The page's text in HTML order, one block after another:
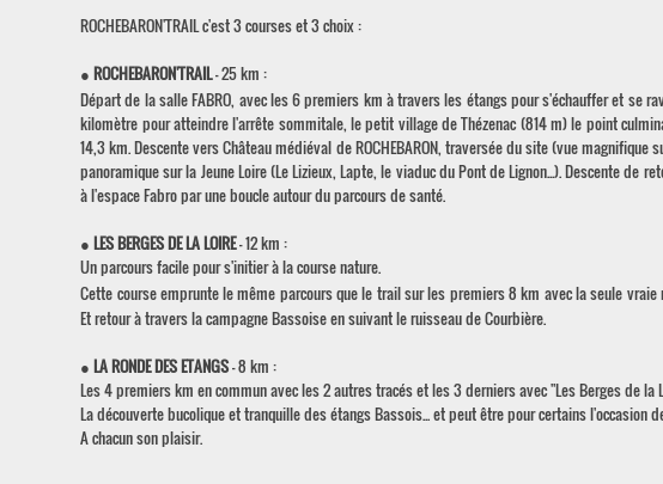
ROCHEBARON'TRAIL c'est 3 courses et 3 choix :
●ROCHEBARON'TRAIL- 25 km :
Départ de la salle FABRO, avec les 6 premiers km à travers les étangs pour s'échauffer et se
kilomètre pour atteindre l'arrête sommitale, le petit village de Thézenac (814 m) le point
14,3 km. Descente vers Château médiéval de ROCHEBARON, traversée du site (vue
panoramique sur la Jeune Loire (Le Lizieux, Lapte, le viaduc du Pont de Lignon...). Descente
à l'espace Fabro par une boucle autour du parcours de santé.
●LES BERGES DE LA LOIRE- 12 km :
Un parcours facile pour s'initier à la course nature.
Cette course emprunte le même parcours que le trail sur les premiers 8 km avec la seule
Et retour à travers la campagne Bassoise en suivant le ruisseau de Courbière.
●LA RONDE DES ETANGS- 8 km :
Les 4 premiers km en commun avec les 2 autres tracés et les 3 derniers avec "Les Berges de la
La découverte bucolique et tranquille des étangs Bassois... et peut être pour certains l'occasion
A chacun son plaisir.